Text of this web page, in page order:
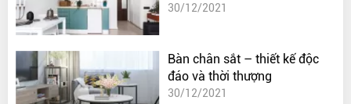
30/12/2021
Bàn chân sắt – thiết kế độc
đáo và thời thượng
30/12/2021